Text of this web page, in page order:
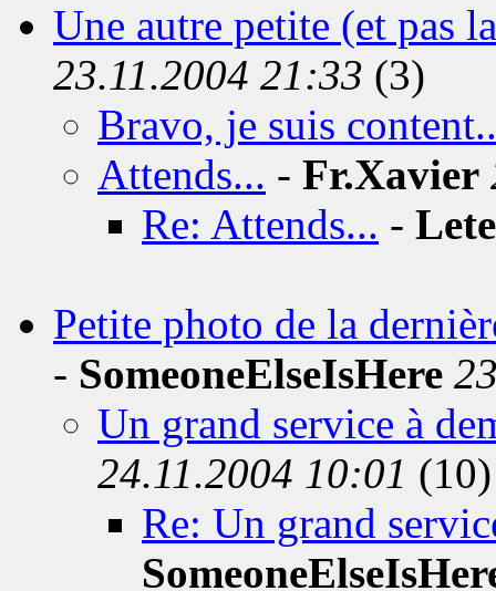
Une autre petite (et pas
23.11.2004 21:33 (3)
Bravo, je suis
Attends... - Fr.Xavier
Re: Attends... -
Petite photo de la
- SomeoneElseIsHere
Un grand service à
24.11.2004 10:01 (10)
Re: Un grand